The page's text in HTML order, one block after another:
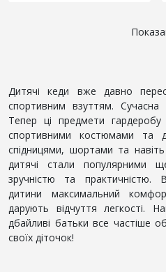
Дитячі кеди вже давно
спортивним взуттям.
Тепер ці предмети
спортивними костюмами та
спідницями, шортами та
дитячі стали популярними
зручністю та практичністю.
дитини максимальний
дарують відчуття легкості.
дбайливі батьки все частіше
своїх діточок!